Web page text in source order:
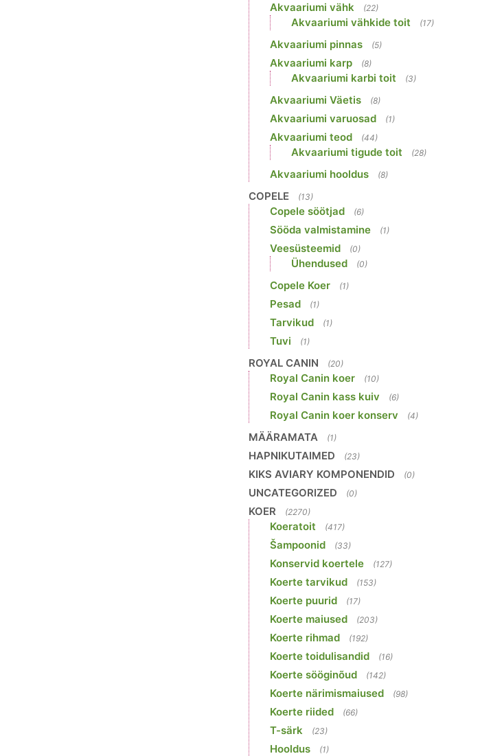
Akvaariumi vähk (22)
Akvaariumi vähkide toit (17)
Akvaariumi pinnas (5)
Akvaariumi karp (8)
Akvaariumi karbi toit (3)
Akvaariumi Väetis (8)
Akvaariumi varuosad (1)
Akvaariumi teod (44)
Akvaariumi tigude toit (28)
Akvaariumi hooldus (8)
COPELE (13)
Copele söötjad (6)
Sööda valmistamine (1)
Veesüsteemid (0)
Ühendused (0)
Copele Koer (1)
Pesad (1)
Tarvikud (1)
Tuvi (1)
ROYAL CANIN (20)
Royal Canin koer (10)
Royal Canin kass kuiv (6)
Royal Canin koer konserv (4)
MÄÄRAMATA (1)
HAPNIKUTAIMED (23)
KIKS AVIARY KOMPONENDID (0)
UNCATEGORIZED (0)
KOER (2270)
Koeratoit (417)
Šampoonid (33)
Konservid koertele (127)
Koerte tarvikud (153)
Koerte puurid (17)
Koerte maiused (203)
Koerte rihmad (192)
Koerte toidulisandid (16)
Koerte sööginõud (142)
Koerte närimismaiused (98)
Koerte riided (66)
T-särk (23)
Hooldus (1)